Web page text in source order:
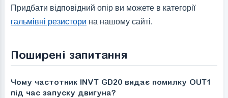
Придбати відповідний опір ви можете в категорії
гальмівні резистори на нашому сайті.
Поширені запитання
Чому частотник INVT GD20 видає помилку OUT1
під час запуску двигуна?